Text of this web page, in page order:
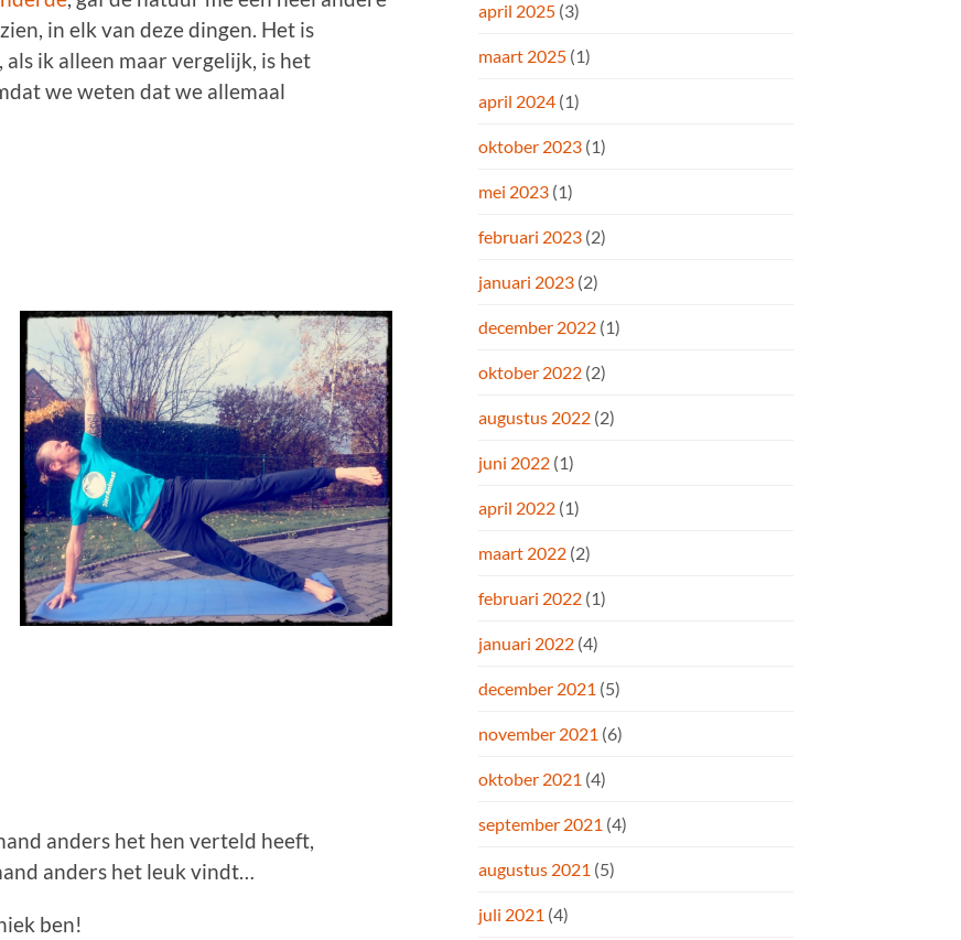
in elk van deze dingen. Het is
ik alleen maar vergelijk, is het
we weten dat we allemaal
anders het hen verteld heeft,
anders het leuk vindt…
ben!
april 2025 (3)
maart 2025 (1)
april 2024 (1)
oktober 2023 (1)
mei 2023 (1)
februari 2023 (2)
januari 2023 (2)
december 2022 (1)
oktober 2022 (2)
augustus 2022 (2)
juni 2022 (1)
april 2022 (1)
maart 2022 (2)
februari 2022 (1)
januari 2022 (4)
december 2021 (5)
november 2021 (6)
oktober 2021 (4)
september 2021 (4)
augustus 2021 (5)
juli 2021 (4)